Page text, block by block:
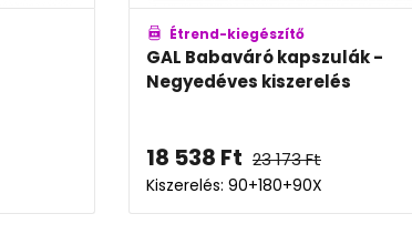
Étrend-kiegészítő
GAL Babaváró kapszulák -
Negyedéves kiszerelés
18 538 Ft 23 173Ft
Kiszerelés: 90+180+90X